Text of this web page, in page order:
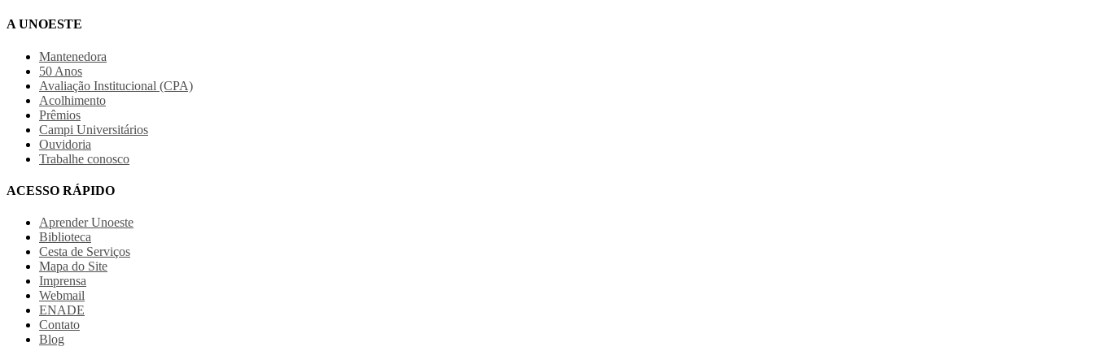
A UNOESTE
Mantenedora
50 Anos
Avaliação Institucional (CPA)
Acolhimento
Prêmios
Campi Universitários
Ouvidoria
Trabalhe conosco
ACESSO RÁPIDO
Aprender Unoeste
Biblioteca
Cesta de Serviços
Mapa do Site
Imprensa
Webmail
ENADE
Contato
Blog